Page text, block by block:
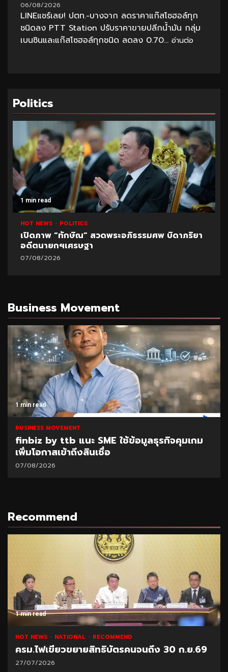
06/08/2026
LINEแชร์เลย! ปตท.-บางจาก ลดราคาแก๊สโซฮอล์ทุก
ชนิดลง PTT Station ปรับราคาขายปลีกน้ำมัน กลุ่ม
เบนซินและแก๊สโซฮอล์ทุกชนิด ลดลง 0.70... อ่านต่อ
Politics
ธรรมศพ บิดาภริยา
1 min read
ปูด!ข้อมูลใหม่สอบท้องถิ่น อ้าง
Business Movement
1 min read
BUSINESS MOVEMENT
SAM เปิดโอกาสแก้หนี้เสียต่ำแสน ผ่านโครงการ
“ปิดหนี้ไว ไปต่อได้” ที่ศาลแพ่งตลิ่งชัน 8-9
ส.ค.69
Recommend
1 min read
NATIONAL HOT NEWS RECOMMEND
“พาณิชย์” โชว์ยอดส่งออกทุเรียน 1 ล้านตัน
21/07/2026